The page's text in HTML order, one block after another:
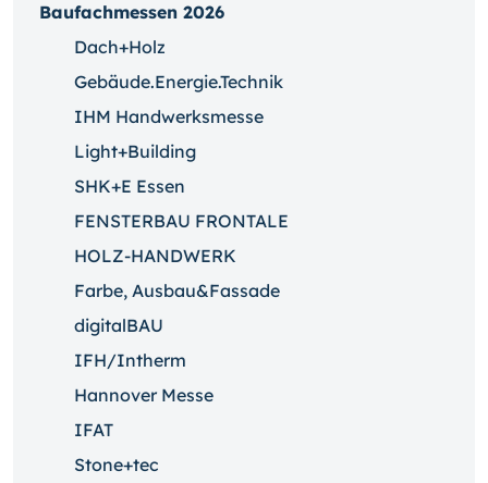
Baufachmessen 2026
Dach+Holz
Gebäude.Energie.Technik
IHM Handwerksmesse
Light+Building
SHK+E Essen
FENSTERBAU FRONTALE
HOLZ-HANDWERK
Farbe, Ausbau&Fassade
digitalBAU
IFH/Intherm
Hannover Messe
IFAT
Stone+tec